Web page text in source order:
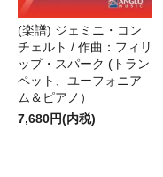
(楽譜) ジェミニ・コン
チェルト / 作曲：フィリ
ップ・スパーク (トラン
ペット、ユーフォニア
ム＆ピアノ）
7,680円(内税)